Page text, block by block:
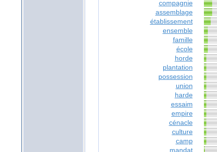
compagnie
assemblage
établissement
ensemble
famille
école
horde
plantation
possession
union
harde
essaim
empire
cénacle
culture
camp
mandat